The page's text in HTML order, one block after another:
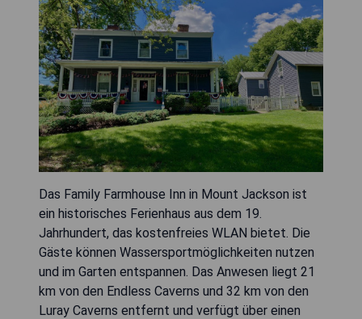
Das Family Farmhouse Inn in Mount Jackson ist
ein historisches Ferienhaus aus dem 19.
Jahrhundert, das kostenfreies WLAN bietet. Die
Gäste können Wassersportmöglichkeiten nutzen
und im Garten entspannen. Das Anwesen liegt 21
km von den Endless Caverns und 32 km von den
Luray Caverns entfernt und verfügt über einen